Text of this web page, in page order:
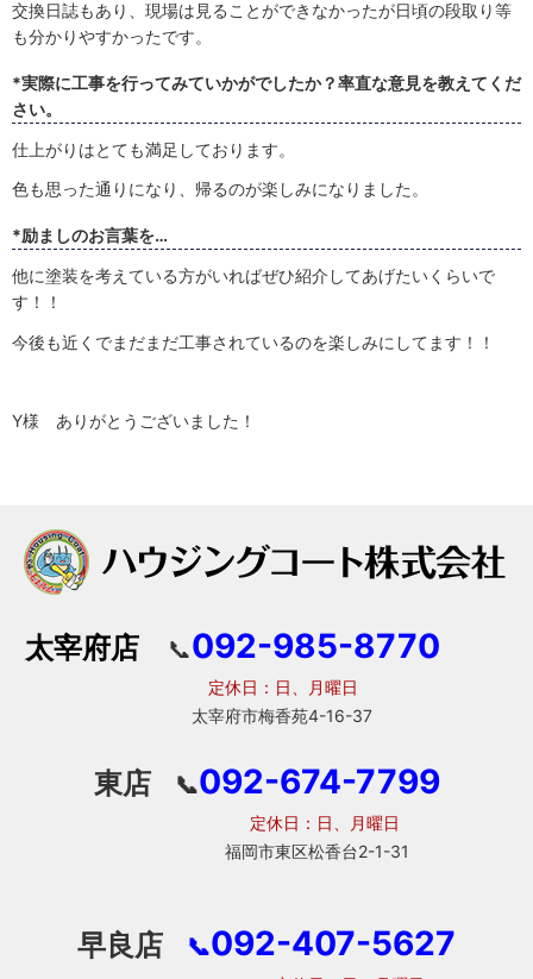
交換日誌もあり、現場は見ることができなかったが日頃の段取り等
も分かりやすかったです。
*実際に工事を行ってみていかがでしたか？率直な意見を教えてくだ
さい。
仕上がりはとても満足しております。
色も思った通りになり、帰るのが楽しみになりました。
*励ましのお言葉を…
他に塗装を考えている方がいればぜひ紹介してあげたいくらいで
す！！
今後も近くでまだまだ工事されているのを楽しみにしてます！！
Y様 ありがとうございました！
太宰府店 📞092-985-8770
定休日：日、月曜日
太宰府市梅香苑4-16-37
東店 📞092-674-7799
定休日：日、月曜日
福岡市東区松香台2-1-31
早良店 📞092-407-5627